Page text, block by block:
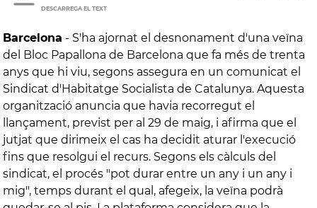
DESCARREGA EL TEXT
Barcelona - S'ha ajornat el desnonament d'una veïna
del Bloc Papallona de Barcelona que fa més de trenta
anys que hi viu, segons assegura en un comunicat el
Sindicat d'Habitatge Socialista de Catalunya. Aquesta
organització anuncia que havia recorregut el
llançament, previst per al 29 de maig, i afirma que el
jutjat que dirimeix el cas ha decidit aturar l'execució
fins que resolgui el recurs. Segons els càlculs del
sindicat, el procés "pot durar entre un any i un any i
mig", temps durant el qual, afegeix, la veïna podrà